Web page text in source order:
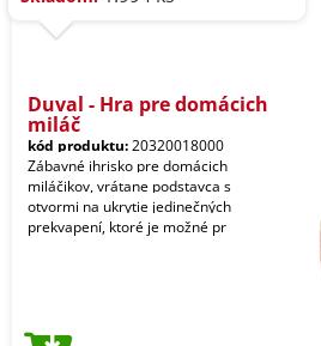
Duval - Hra pre domácich
miláč
kód produktu:20320018000
Zábavné ihrisko pre domácich
miláčikov, vrátane podstavca s
otvormi na ukrytie jedinečných
prekvapení, ktoré je možné pr